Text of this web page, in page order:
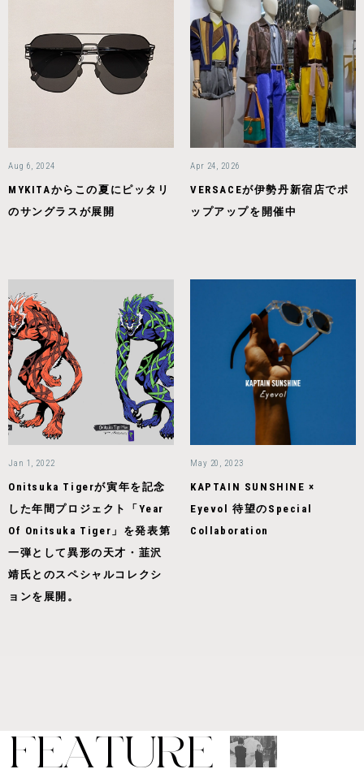
Aug 6, 2024
MYKITAからこの夏にピッタリ
のサングラスが展開
Apr 24, 2026
VERSACEが伊勢丹新宿店でポ
ップアップを開催中
Jan 1, 2022
Onitsuka Tigerが寅年を記念
した年間プロジェクト「Year
Of Onitsuka Tiger」を発表第
一弾として異形の天才・韮沢
靖氏とのスペシャルコレクシ
ョンを展開。
May 20, 2023
KAPTAIN SUNSHINE ×
Eyevol 待望のSpecial
Collaboration
FEATURE